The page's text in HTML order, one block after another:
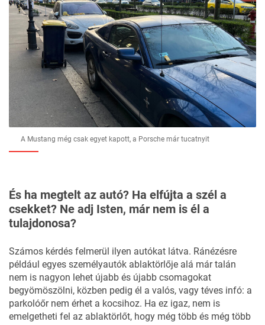
A Mustang még csak egyet kapott, a Porsche már tucatnyit
És ha megtelt az autó? Ha elfújta a szél a
csekket? Ne adj Isten, már nem is él a
tulajdonosa?
Számos kérdés felmerül ilyen autókat látva. Ránézésre
például egyes személyautók ablaktörlője alá már talán
nem is nagyon lehet újabb és újabb csomagokat
begyömöszölni, közben pedig él a valós, vagy téves infó: a
parkolóőr nem érhet a kocsihoz. Ha ez igaz, nem is
emelgetheti fel az ablaktörlőt, hogy még több és még több